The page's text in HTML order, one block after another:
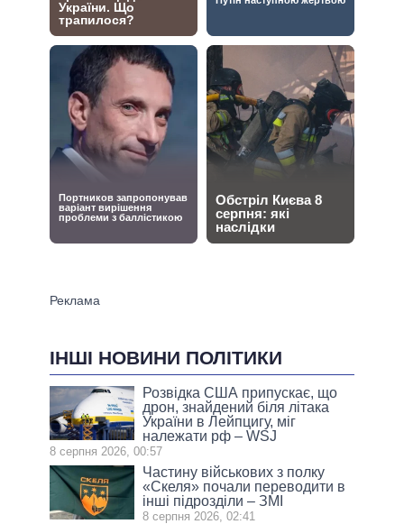
ІНШІ НОВИНИ ПОЛІТИКИ
Розвідка США припускає, що
дрон, знайдений біля літака
України в Лейпцигу, міг
належати рф – WSJ
8 серпня 2026, 00:57
Частину військових з полку
«Скеля» почали переводити в
інші підрозділи – ЗМІ
8 серпня 2026, 02:41